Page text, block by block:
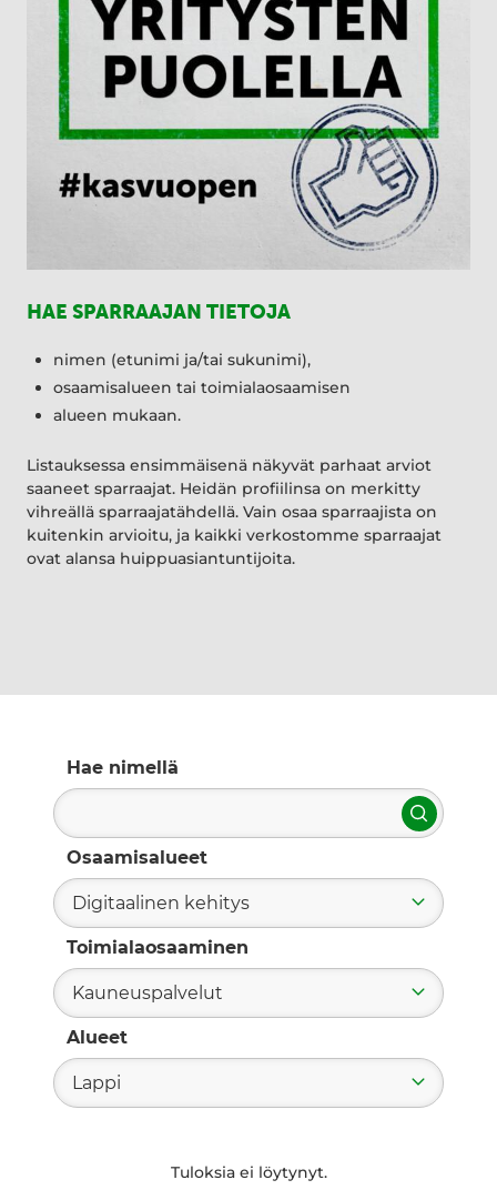
HAE SPARRAAJAN TIETOJA
nimen (etunimi ja/tai sukunimi),
osaamisalueen tai toimialaosaamisen
alueen mukaan.
Listauksessa ensimmäisenä näkyvät parhaat arviot
saaneet sparraajat. Heidän profiilinsa on merkitty
vihreällä sparraajatähdellä. Vain osaa sparraajista on
kuitenkin arvioitu, ja kaikki verkostomme sparraajat
ovat alansa huippuasiantuntijoita.
Hae nimellä
Hae
Osaamisalueet
Digitaalinen kehitys
Toimialaosaaminen
Kauneuspalvelut
Alueet
Lappi
Tuloksia ei löytynyt.